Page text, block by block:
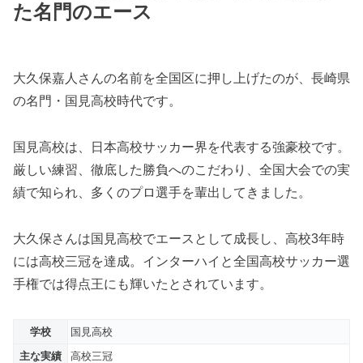
た名門のエース
大久保嘉人さんの名前を全国区に押し上げたのが、長崎県
の名門・国見高校時代です。
国見高校は、日本高校サッカー界を代表する強豪校です。
厳しい練習、徹底した勝負へのこだわり、全国大会での実
績で知られ、多くのプロ選手を輩出してきました。
大久保さんは国見高校でエースとして成長し、高校3年時
には高校三冠を達成。インターハイと全国高校サッカー選
手権では得点王にも輝いたとされています。
学校
国見高校
主な実績
高校三冠